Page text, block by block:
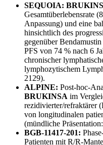
SEQUOIA:
Gesamtüberlebensrate
Anpassung) und eine
hinsichtlich des
gegenüber
PFS von 74 % nach 6
chronischer
lymphozytischem
2129).
ALPINE: Post-hoc-
BRUKINSA im
rezidivierter/refraktärer
von longitudinalen
(mündliche
BGB-11417-201:
Patienten mit R/R-